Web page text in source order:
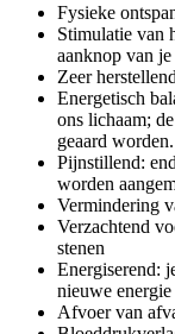
Fysieke
Stimulatie van
aanknop van
Zeer
Energetisch
ons lichaam;
geaard worden.
Pijnstillend:
worden
Vermindering
Verzachtend
stenen
Energiserend:
nieuwe energie
Afvoer van